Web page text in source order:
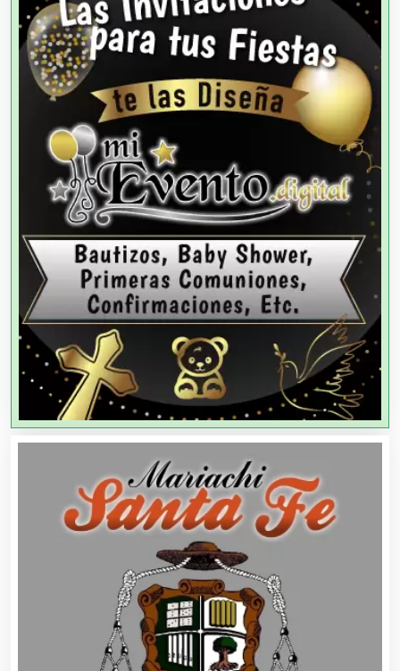
Agencias de Autos
Agencias de Cobranza
Agencias de Colocación
Agencias de Modelos
Agencias de Publicidad
Agencias de Viajes
Agricultores
Agricultura y Ganadería
Agua Purificada
Aire Acondicionado